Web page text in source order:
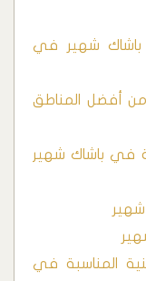
شهير في
من أفضل المناطق
في باشاك شهير
المناسبة في